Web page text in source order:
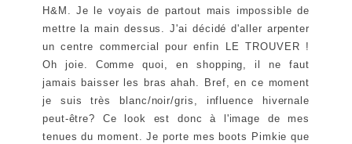
H&M. Je le voyais de partout mais impossible de
mettre la main dessus. J'ai décidé d'aller arpenter
un centre commercial pour enfin LE TROUVER !
Oh joie. Comme quoi, en shopping, il ne faut
jamais baisser les bras ahah. Bref, en ce moment
je suis très blanc/noir/gris, influence hivernale
peut-être? Ce look est donc à l'image de mes
tenues du moment. Je porte mes boots Pimkie que